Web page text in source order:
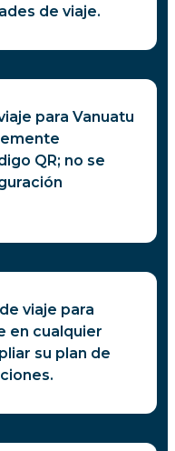
de viaje.
para Vanuatu
QR; no se
viaje para
en cualquier
su plan de